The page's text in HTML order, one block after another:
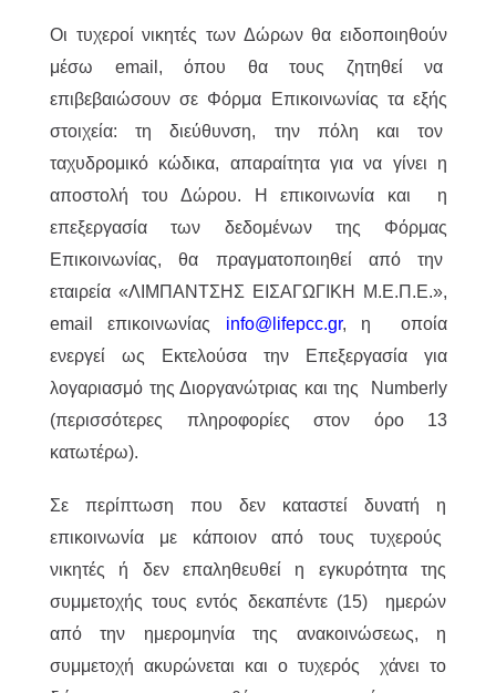
Οι τυχεροί νικητές των Δώρων θα ειδοποιηθούν
μέσω email, όπου θα τους ζητηθεί να
επιβεβαιώσουν σε Φόρμα Επικοινωνίας τα εξής
στοιχεία: τη διεύθυνση, την πόλη και τον
ταχυδρομικό κώδικα, απαραίτητα για να γίνει η
αποστολή του Δώρου. Η επικοινωνία και η
επεξεργασία των δεδομένων της Φόρμας
Επικοινωνίας, θα πραγματοποιηθεί από την
εταιρεία «ΛΙΜΠΑΝΤΣΗΣ ΕΙΣΑΓΩΓΙΚΗ Μ.Ε.Π.Ε.»,
email επικοινωνίας info@lifepcc.gr, η οποία
ενεργεί ως Εκτελούσα την Επεξεργασία για
λογαριασμό της Διοργανώτριας και της Numberly
(περισσότερες πληροφορίες στον όρο 13
κατωτέρω).
Σε περίπτωση που δεν καταστεί δυνατή η
επικοινωνία με κάποιον από τους τυχερούς
νικητές ή δεν επαληθευθεί η εγκυρότητα της
συμμετοχής τους εντός δεκαπέντε (15) ημερών
από την ημερομηνία της ανακοινώσεως, η
συμμετοχή ακυρώνεται και ο τυχερός χάνει το